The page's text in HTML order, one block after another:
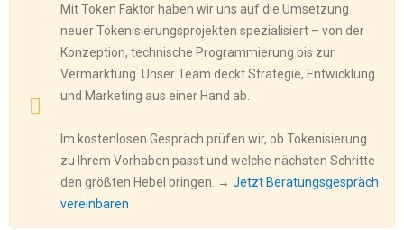
Mit Token Faktor haben wir uns auf die Umsetzung
neuer Tokenisierungsprojekten spezialisiert – von der
Konzeption, technische Programmierung bis zur
Vermarktung. Unser Team deckt Strategie, Entwicklung
und Marketing aus einer Hand ab.
Im kostenlosen Gespräch prüfen wir, ob Tokenisierung
zu Ihrem Vorhaben passt und welche nächsten Schritte
den größten Hebel bringen. → Jetzt Beratungsgespräch
vereinbaren